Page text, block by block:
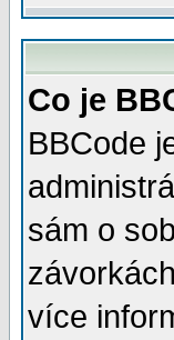
Co je
BBCode
sám o
více